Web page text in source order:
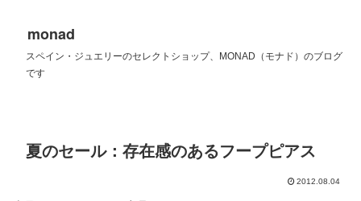
monad
スペイン・ジュエリーのセレクトショップ、MONAD（モナド）のブログ
です
夏のセール：存在感のあるフープピアス
2012.08.04